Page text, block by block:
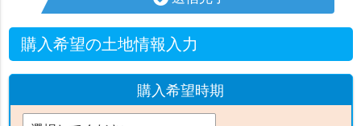
購入希望の土地情報入力
購入希望時期